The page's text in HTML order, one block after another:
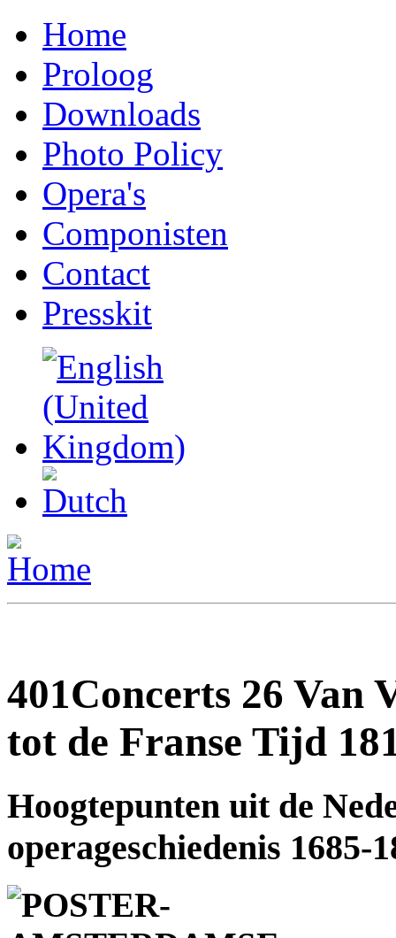
Home
Proloog
Downloads
Photo Policy
Opera's
Componisten
Contact
Presskit
401Concerts 26 Van
tot de Franse Tijd
Hoogtepunten uit de
operageschiedenis 1685-